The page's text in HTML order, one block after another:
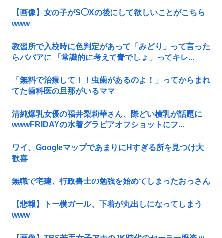
【画像】女の子がS◯Xの後にして欲しいことがこちら
www
教習所で入校時に色判定があって「みどり」って言った
らババアに 「常識的に考えて青でしょ」ってキレ...
「無料で治療して！！虫歯があるのよ！」ってからまれ
てた歯科医の旦那がいるママ
清純爆乳女優の福井梨莉華さん、際どい横乳が話題に
wwwFRIDAYの水着グラビアオフショットにフ...
ワイ、GoogleマップであまりにΗすぎる所を見つけ大
歓喜
無職で宅建、行政書士の勉強を始めてしまったおっさん
【悲報】トー横ガール、下着が丸出しになってしまう
www